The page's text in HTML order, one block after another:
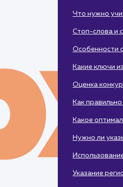
Что нужно
Стоп-слова и
Особенности
Какие ключи
Оценка
Как
Какое
Нужно ли
Указание